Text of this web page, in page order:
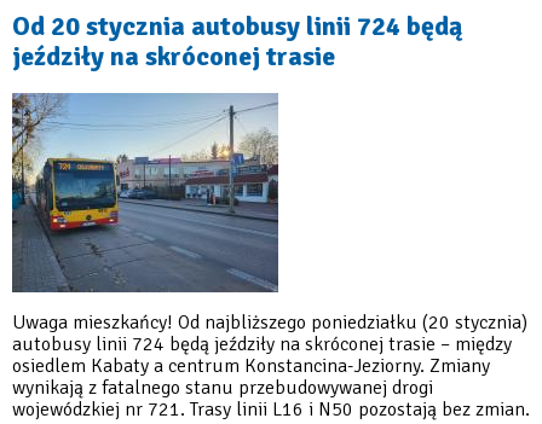
autobusowa
w
Skolimowie
Od 20 stycznia autobusy linii 724 będą
jeździły na skróconej trasie
Uwaga mieszkańcy! Od najbliższego poniedziałku (20 stycznia)
autobusy linii 724 będą jeździły na skróconej trasie – między
osiedlem Kabaty a centrum Konstancina-Jeziorny. Zmiany
wynikają z fatalnego stanu przebudowywanej drogi
wojewódzkiej nr 721. Trasy linii L16 i N50 pozostają bez zmian.